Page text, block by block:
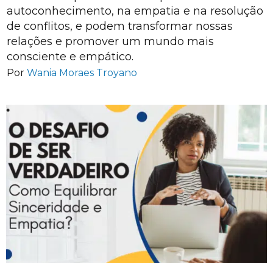
autoconhecimento, na empatia e na resolução
de conflitos, e podem transformar nossas
relações e promover um mundo mais
consciente e empático.
Por Wania Moraes Troyano